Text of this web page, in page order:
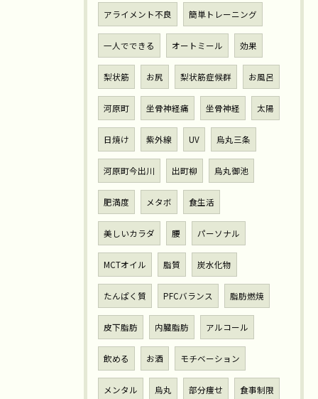
アライメント不良 簡単トレーニング
一人でできる オートミール 効果
梨状筋 お尻 梨状筋症候群 お風呂
河原町 坐骨神経痛 坐骨神経 太陽
日焼け 紫外線 UV 烏丸三条
河原町今出川 出町柳 烏丸御池
肥満度 メタボ 食生活
美しいカラダ 腰 パーソナル
MCTオイル 脂質 炭水化物
たんぱく質 PFCバランス 脂肪燃焼
皮下脂肪 内臓脂肪 アルコール
飲める お酒 モチベーション
メンタル 烏丸 部分痩せ 食事制限